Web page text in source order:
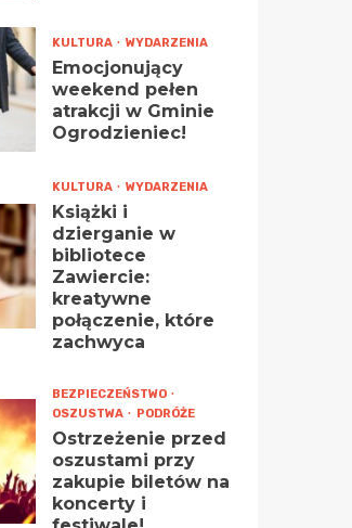
KULTURA WYDARZENIA
Emocjonujący
weekend pełen
atrakcji w Gminie
Ogrodzieniec!
KULTURA WYDARZENIA
Książki i
dzierganie w
bibliotece
Zawiercie:
kreatywne
połączenie, które
zachwyca
BEZPIECZEŃSTWO
OSZUSTWA
PODRÓŻE
Ostrzeżenie przed
oszustami przy
zakupie biletów na
koncerty i